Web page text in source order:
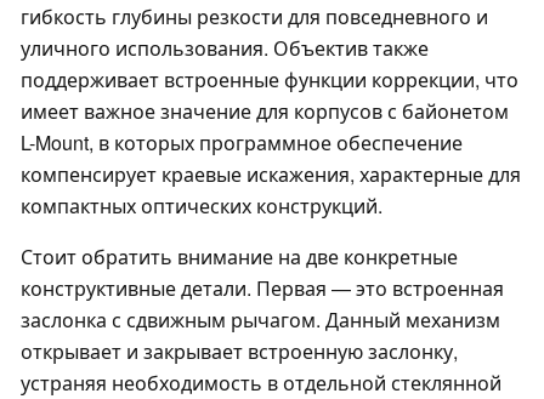
гибкость глубины резкости для повседневного и
уличного использования. Объектив также
поддерживает встроенные функции коррекции, что
имеет важное значение для корпусов с байонетом
L-Mount, в которых программное обеспечение
компенсирует краевые искажения, характерные для
компактных оптических конструкций.
Стоит обратить внимание на две конкретные
конструктивные детали. Первая — это встроенная
заслонка с сдвижным рычагом. Данный механизм
открывает и закрывает встроенную заслонку,
устраняя необходимость в отдельной стеклянной